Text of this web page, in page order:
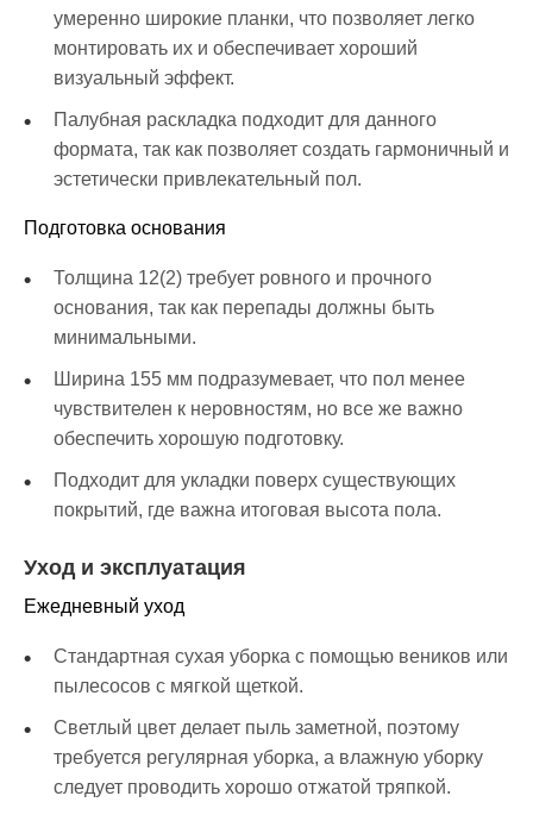
умеренно широкие планки, что позволяет легко
монтировать их и обеспечивает хороший
визуальный эффект.
Палубная раскладка подходит для данного
формата, так как позволяет создать гармоничный и
эстетически привлекательный пол.
Подготовка основания
Толщина 12(2) требует ровного и прочного
основания, так как перепады должны быть
минимальными.
Ширина 155 мм подразумевает, что пол менее
чувствителен к неровностям, но все же важно
обеспечить хорошую подготовку.
Подходит для укладки поверх существующих
покрытий, где важна итоговая высота пола.
Уход и эксплуатация
Ежедневный уход
Стандартная сухая уборка с помощью веников или
пылесосов с мягкой щеткой.
Светлый цвет делает пыль заметной, поэтому
требуется регулярная уборка, а влажную уборку
следует проводить хорошо отжатой тряпкой.